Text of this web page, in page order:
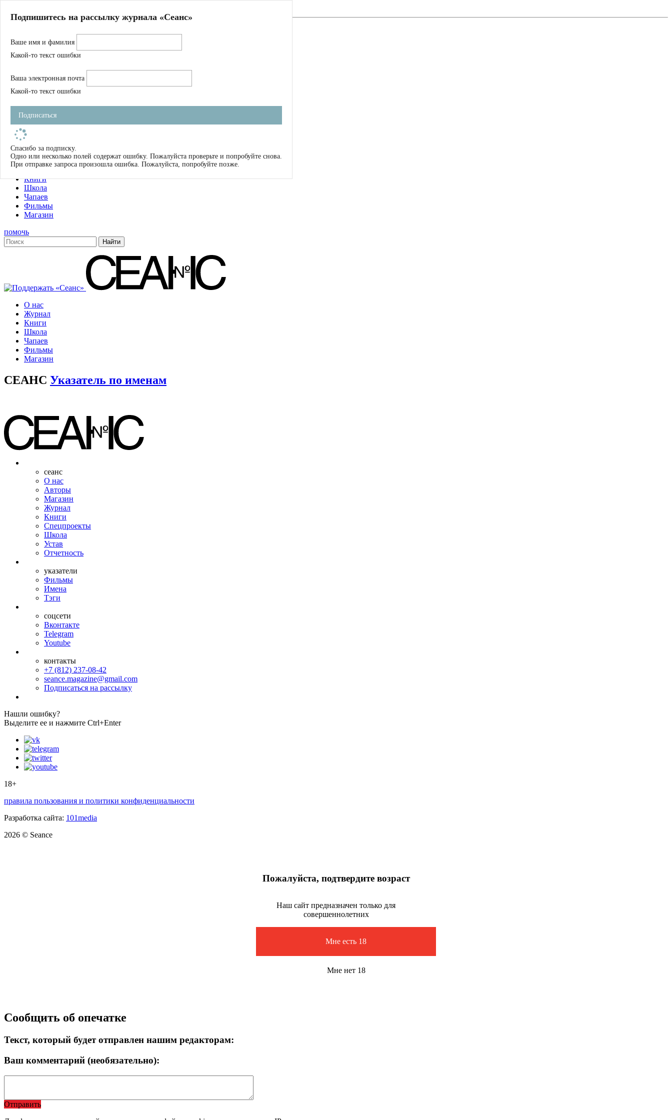
Магазин
Журнал
Школа
Устав
Фильмы
Имена
Тэги
О нас
Журнал
Книги
Школа
Чапаев
Фильмы
Магазин
помочь
О нас
Журнал
Книги
Школа
Чапаев
Фильмы
Магазин
СЕАНС Указатель по именам
сеанс
О нас
Авторы
Магазин
Журнал
Книги
Спецпроекты
Школа
Устав
Отчетность
указатели
Фильмы
Имена
Тэги
соцсети
Вконтакте
Telegram
Youtube
контакты
+7 (812) 237-08-42
seance.magazine@gmail.com
Подписаться на рассылку
Подпишитесь на рассылку журнала «Сеанс»
Ваше имя и фамилия
Какой-то текст ошибки
Ваша электронная почта
Какой-то текст ошибки
Подписаться
Спасибо за подписку.
Одно или несколько полей содержат ошибку. Пожалуйста проверьте и попробуйте снова.
При отправке запроса произошла ошибка. Пожалуйста, попробуйте позже.
Нашли ошибку?
Выделите ее и нажмите Ctrl+Enter
18+
правила пользования и политики конфиденциальности
Разработка сайта: 101media
2026 © Seance
Пожалуйста, подтвердите возраст
Наш сайт предназначен только для
совершеннолетних
Мне есть 18
Мне нет 18
Сообщить об опечатке
Текст, который будет отправлен нашим редакторам:
Ваш комментарий (необязательно):
Отправить